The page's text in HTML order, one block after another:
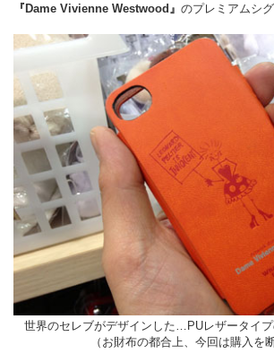
『Dame Vivienne Westwood』 のプレミアムシ
世界のセレブがデザインした…PUレザータイプ
（お財布の都合上、今回は購入を